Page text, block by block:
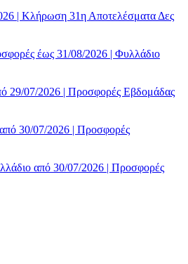
| Κλήρωση 31η Αποτελέσματα Δες
έως 31/08/2026 | Φυλλάδιο
29/07/2026 | Προσφορές Εβδομάδας
30/07/2026 | Προσφορές
από 30/07/2026 | Προσφορές